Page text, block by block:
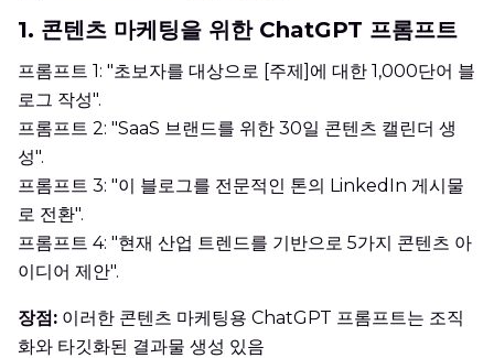
1. 콘텐츠 마케팅을 위한 ChatGPT 프롬프트
프롬프트 1: "초보자를 대상으로 [주제]에 대한 1,000단어 블
로그 작성".
프롬프트 2: "SaaS 브랜드를 위한 30일 콘텐츠 캘린더 생
성".
프롬프트 3: "이 블로그를 전문적인 톤의 LinkedIn 게시물
로 전환".
프롬프트 4: "현재 산업 트렌드를 기반으로 5가지 콘텐츠 아
이디어 제안".
장점: 이러한 콘텐츠 마케팅용 ChatGPT 프롬프트는 조직
화와 타깃화된 결과물 생성 있음